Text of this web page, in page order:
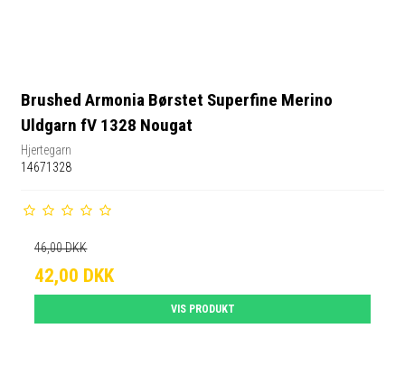
Brushed Armonia Børstet Superfine Merino
Uldgarn fV 1328 Nougat
Hjertegarn
14671328
46,00 DKK
42,00 DKK
VIS PRODUKT